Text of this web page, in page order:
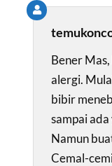
Bener
alergi.
bibir
sampai ada
Namun
Cemal-